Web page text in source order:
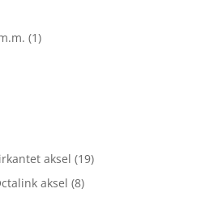
(1)
aksel (19)
aksel (8)